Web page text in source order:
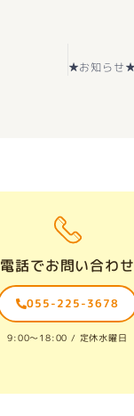
電話でお問い合わせ
055-225-3678
9:00〜18:00 / 定休水曜日